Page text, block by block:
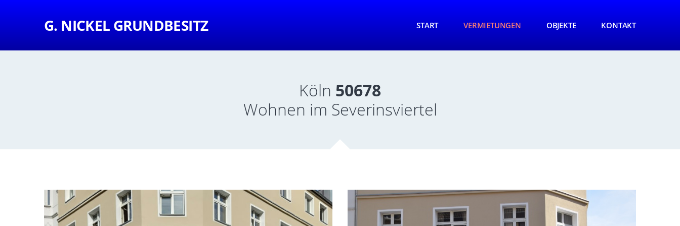
G. NICKEL GRUNDBESITZ START VERMIETUNGEN OBJEKTE KONTAKT
Köln 50678
Wohnen im Severinsviertel